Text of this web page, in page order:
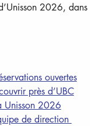
2026, dans
ouvertes
près d’UBC
Unisson 2026
de direction